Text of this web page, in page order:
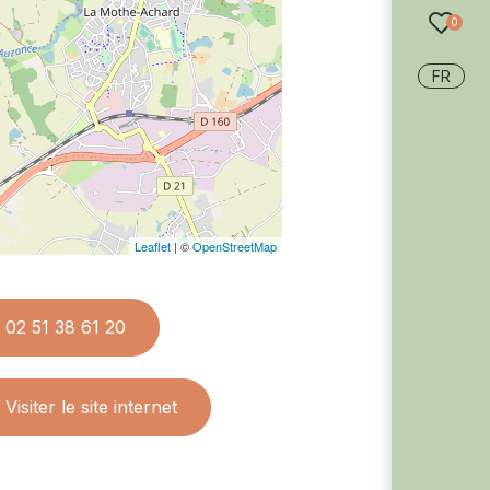
recherche
0
FR
Leaflet| ©OpenStreetMap
02 51 38 61 20
Visiter le site internet